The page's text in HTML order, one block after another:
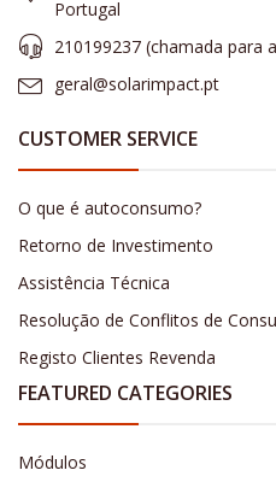
Portugal
210199237 (​chamada para
geral@solarimpact.pt
CUSTOMER SERVICE
O que é autoconsumo?
Retorno de Investimento
Assistência Técnica
Resolução de Conflitos de
Registo Clientes Revenda
FEATURED CATEGORIES
Módulos